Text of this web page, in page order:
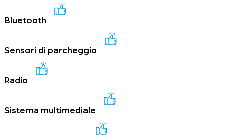
Bluetooth
Sensori di parcheggio
Radio
Sistema multimediale